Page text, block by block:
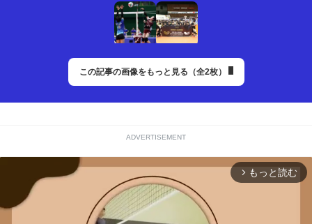
この記事の画像をもっと見る（全2枚）
ADVERTISEMENT
arrow_forward_ios もっと読む